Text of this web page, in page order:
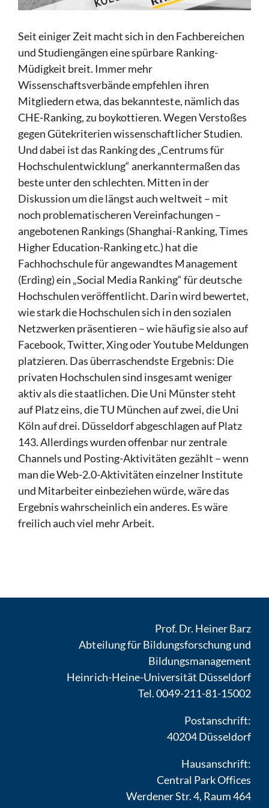
Seit einiger Zeit macht sich in den Fachbereichen
und Studiengängen eine spürbare Ranking-
Müdigkeit breit. Immer mehr
Wissenschaftsverbände empfehlen ihren
Mitgliedern etwa, das bekannteste, nämlich das
CHE-Ranking, zu boykottieren. Wegen Verstoßes
gegen Gütekriterien wissenschaftlicher Studien.
Und dabei ist das Ranking des „Centrums für
Hochschulentwicklung“ anerkanntermaßen das
beste unter den schlechten. Mitten in der
Diskussion um die längst auch weltweit – mit
noch problematischeren Vereinfachungen –
angebotenen Rankings (Shanghai-Ranking, Times
Higher Education-Ranking etc.) hat die
Fachhochschule für angewandtes Management
(Erding) ein „Social Media Ranking“ für deutsche
Hochschulen veröffentlicht. Darin wird bewertet,
wie stark die Hochschulen sich in den sozialen
Netzwerken präsentieren – wie häufig sie also auf
Facebook, Twitter, Xing oder Youtube Meldungen
platzieren. Das überraschendste Ergebnis: Die
privaten Hochschulen sind insgesamt weniger
aktiv als die staatlichen. Die Uni Münster steht
auf Platz eins, die TU München auf zwei, die Uni
Köln auf drei. Düsseldorf abgeschlagen auf Platz
143. Allerdings wurden offenbar nur zentrale
Channels und Posting-Aktivitäten gezählt – wenn
man die Web-2.0-Aktivitäten einzelner Institute
und Mitarbeiter einbeziehen würde, wäre das
Ergebnis wahrscheinlich ein anderes. Es wäre
freilich auch viel mehr Arbeit.
Prof. Dr. Heiner Barz
Abteilung für Bildungsforschung und
Bildungsmanagement
Heinrich-Heine-Universität Düsseldorf
Tel. 0049-211-81-15002
Postanschrift:
40204 Düsseldorf
Hausanschrift:
Central Park Offices
Werdener Str. 4, Raum 464